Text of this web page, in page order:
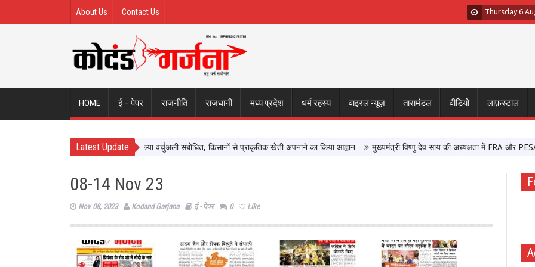
About Us Contact Us Thursday 6
HOME ई – पेपर राजनीति राजधानी मध्य प्रदेश धर्म रहस्य वाइरल न्यूज़ तारामंडल वीडियो लाफ़स्टाल
Latest Update
नर्मदापुरम के बलराम कृषि महोत्सव को किया वर्चुअली संबोधित, किसानों से प्राकृतिक खेती अपनाने का किया आह्वान मुख्यमंत्री विष्णु देव साय की अध्यक्षता में FRA और PESA टास्क
08-14 Nov 23
Nov 08, 2023 Kodand Garjana ई - पेपर 0 Like